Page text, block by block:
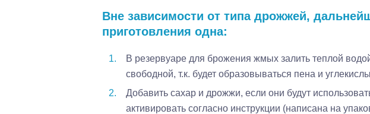
Вне зависимости от типа дрожжей,
приготовления одна:
В резервуаре для брожения жмых залить теплой
свободной, т.к. будет образовываться пена и
Добавить сахар и дрожжи, если они будут
активировать согласно инструкции (написана на